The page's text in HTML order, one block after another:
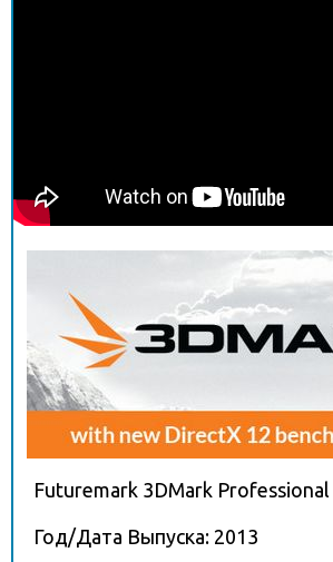
Futuremark 3DMark
Год/Дата Выпуска: 2013